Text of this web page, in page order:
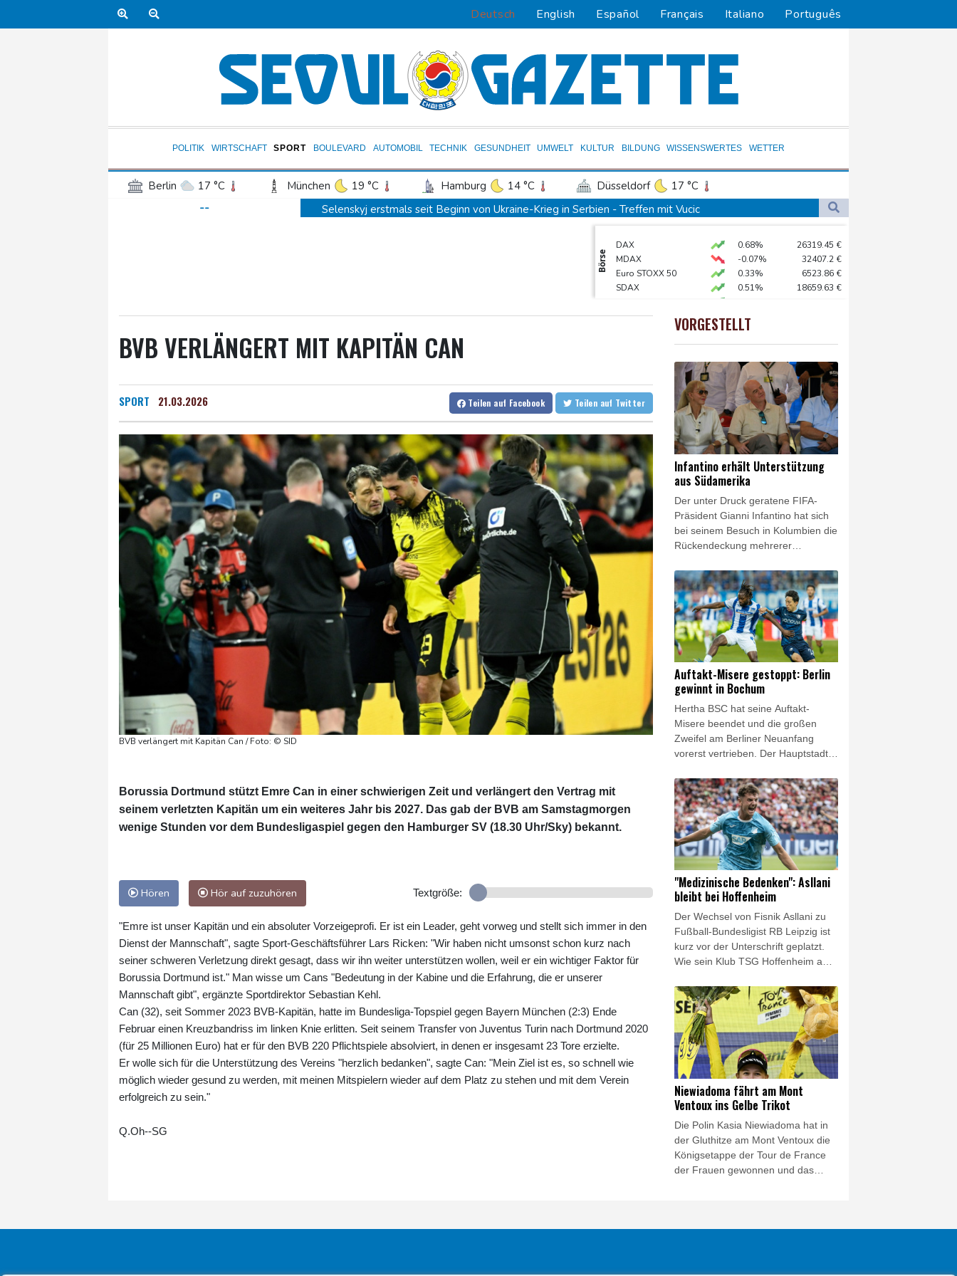
Deutsch English Español Français Italiano Português
POLITIK WIRTSCHAFT SPORT BOULEVARD AUTOMOBIL TECHNIK GESUNDHEIT UMWELT KULTUR BILDUNG WISSENSWERTES WETTER
Berlin 17 °C München 19 °C Hamburg 14 °C Düsseldorf
17 °C
Frankfurt am Main
Potsdam 17 °C Leipzig 17 °C Dortmund
Bremen
Wien
--
Selenskyj erstmals seit Beginn von Ukraine-Krieg in Serbien - Treffen mit Vucic
Trump macht erneut Druck auf Zentralbank-Vorständin Cook
Eurojackpot geknackt: Mehr als 32 Millionen Euro gehen nach Nordrhein-Westfalen
Menschenrechtsgruppen: Mehr als 140 Tote bei Migrationskrise in Ceuta
Mindestens zehn Tote bei Angriffen der pro-iranischen Huthis im Jemen
US-Senat stimmt für verschärfte Sanktionen gegen Russland
US-Gericht setzt Bau von Trumps Ballsaal aus - Präsident kündigt Berufung an
Direkt-ICE Berlin-Paris bleibt wegen Technikproblemen vorerst unterbrochen
Börse
DAX 0.68% 26319.45 €
MDAX
-0.07% 32407.2 €
Euro STOXX 50
0.33% 6523.86 €
SDAX
0.51% 18659.63 €
Goldpreis
2.31%
0.32%
BVB VERLÄNGERT MIT KAPITÄN CAN
SPORT 21.03.2026 Teilen auf Facebook Teilen auf Twitter
BVB verlängert mit Kapitän Can / Foto: © SID
Borussia Dortmund stützt Emre Can in einer schwierigen Zeit und verlängert den Vertrag mit
seinem verletzten Kapitän um ein weiteres Jahr bis 2027. Das gab der BVB am Samstagmorgen
wenige Stunden vor dem Bundesligaspiel gegen den Hamburger SV (18.30 Uhr/Sky) bekannt.
Hören Hör auf zuzuhören Textgröße:
"Emre ist unser Kapitän und ein absoluter Vorzeigeprofi. Er ist ein Leader, geht vorweg und stellt sich immer in den
Dienst der Mannschaft", sagte Sport-Geschäftsführer Lars Ricken: "Wir haben nicht umsonst schon kurz nach
seiner schweren Verletzung direkt gesagt, dass wir ihn weiter unterstützen wollen, weil er ein wichtiger Faktor für
Borussia Dortmund ist." Man wisse um Cans "Bedeutung in der Kabine und die Erfahrung, die er unserer
Mannschaft gibt", ergänzte Sportdirektor Sebastian Kehl.
Can (32), seit Sommer 2023 BVB-Kapitän, hatte im Bundesliga-Topspiel gegen Bayern München (2:3) Ende
Februar einen Kreuzbandriss im linken Knie erlitten. Seit seinem Transfer von Juventus Turin nach Dortmund 2020
(für 25 Millionen Euro) hat er für den BVB 220 Pflichtspiele absolviert, in denen er insgesamt 23 Tore erzielte.
Er wolle sich für die Unterstützung des Vereins "herzlich bedanken", sagte Can: "Mein Ziel ist es, so schnell wie
möglich wieder gesund zu werden, mit meinen Mitspielern wieder auf dem Platz zu stehen und mit dem Verein
erfolgreich zu sein."
Q.Oh--SG
VORGESTELLT
Infantino erhält Unterstützung
aus Südamerika
Der unter Druck geratene FIFA-
Präsident Gianni Infantino hat sich
bei seinem Besuch in Kolumbien die
Rückendeckung mehrerer
Verbände gesichert. Allen voran
Alejandro Dominguez, Präsident
des Kontinentalverbandes
CONMEBOL, zeigte sich nach
einem Treffen in Cali versöhnlich.
Dominguez betonte die Verdienste
Infantinos und warb zugleich für
einen konstruktiven Umgang
innerhalb des internationalen
Fußballs.
Auftakt-Misere gestoppt: Berlin
gewinnt in Bochum
Hertha BSC hat seine Auftakt-
Misere beendet und die großen
Zweifel am Berliner Neuanfang
vorerst vertrieben. Der Hauptstadt-
Eröffnungsspiel der 2. Fußball-
Bundesliga mit 1:0 (1:0) beim VfL
Bochum. Das Team von Stefan Leitl
trotzte damit dem großen
personellen Aderlass und gewann
erstmals seit sechs Jahren wieder
am ersten Spieltag.
"Medizinische Bedenken": Asllani
bleibt bei Hoffenheim
Der Wechsel von Fisnik Asllani zu
Fußball-Bundesligist RB Leipzig ist
kurz vor der Unterschrift geplatzt.
Wie sein Klub TSG Hoffenheim am
Transfer aufgrund "medizinischer
Bedenken, die Leipzig angemeldet
hatte", nicht zustande.
Niewiadoma fährt am Mont
Ventoux ins Gelbe Trikot
Die Polin Kasia Niewiadoma hat in
der Gluthitze am Mont Ventoux die
Königsetappe der Tour de France
der Frauen gewonnen und das
Provence klar vor ihren Rivalinnen